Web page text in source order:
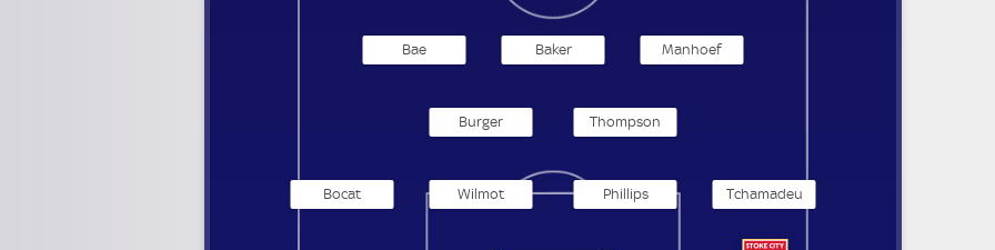
Tchamadeu
Phillips
Wilmot
Bocat
Thompson
Burger
Manhoef
Baker
Bae